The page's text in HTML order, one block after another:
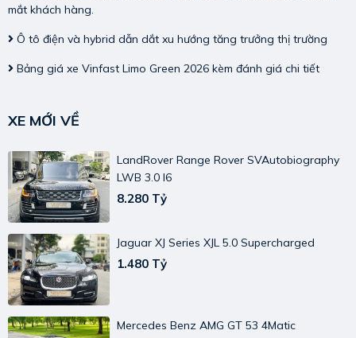
mắt khách hàng.
Ô tô điện và hybrid dẫn dắt xu hướng tăng trưởng thị trường
Bảng giá xe Vinfast Limo Green 2026 kèm đánh giá chi tiết
XE MỚI VỀ
LandRover Range Rover SVAutobiography
LWB 3.0 I6
8.280 Tỷ
Jaguar XJ Series XJL 5.0 Supercharged
1.480 Tỷ
Mercedes Benz AMG GT 53 4Matic